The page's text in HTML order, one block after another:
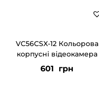
VC56CSX-12 Кольорова
корпусні відеокамера
601 грн